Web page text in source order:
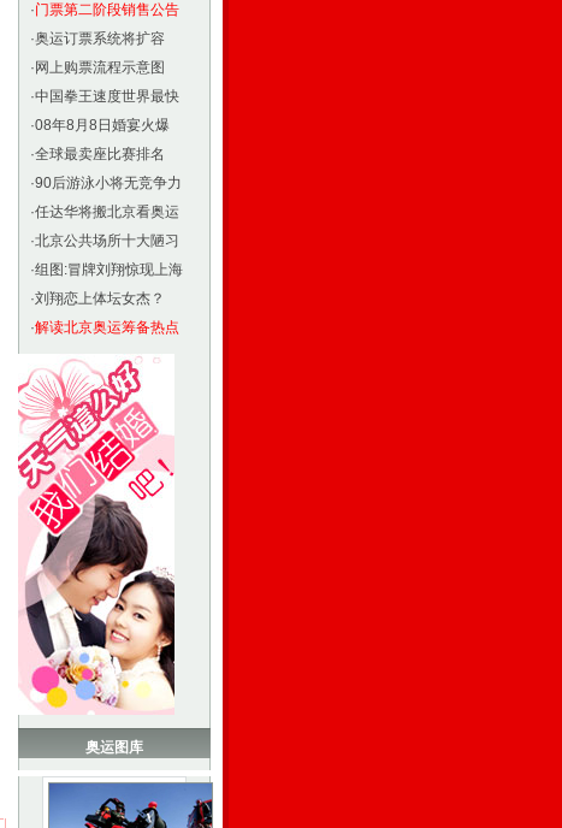
·门票第二阶段销售公告
·奥运订票系统将扩容
· 网上购票流程示意图
·中国拳王速度世界最快
·08年8月8日婚宴火爆
·全球最卖座比赛排名
·90后游泳小将无竞争力
·任达华将搬北京看奥运
·北京公共场所十大陋习
·组图:冒牌刘翔惊现上海
·刘翔恋上体坛女杰？
·解读北京奥运筹备热点
奥运图库